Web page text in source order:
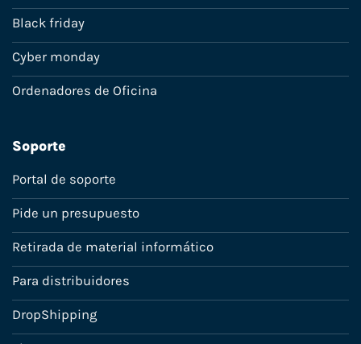
Black friday
Cyber monday
Ordenadores de Oficina
Soporte
Portal de soporte
Pide un presupuesto
Retirada de material informático
Para distribuidores
DropShipping